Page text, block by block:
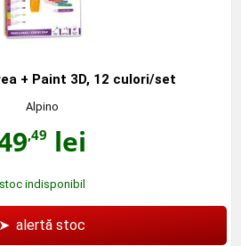
+ Paint 3D, 12 culori/set
Alpino
,49 lei
stoc indisponibil
➤ alertă stoc